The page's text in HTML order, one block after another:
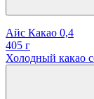
Айс Какао 0,4
405 г
Холодный какао